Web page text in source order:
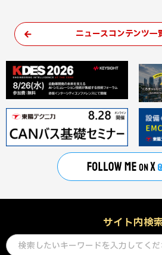
ニュースコンテンツ一
サイト内検